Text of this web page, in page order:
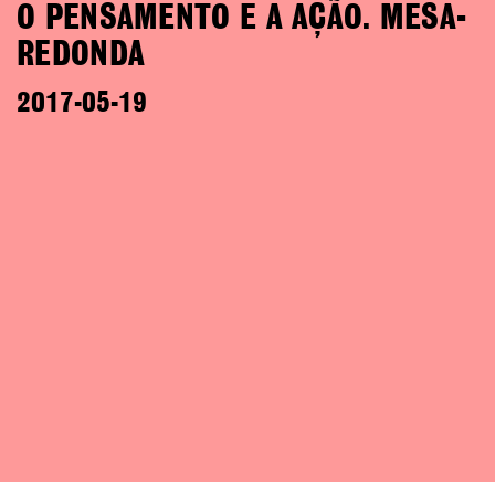
O PENSAMENTO E A AÇÃO. MESA-
REDONDA
2017-05-19